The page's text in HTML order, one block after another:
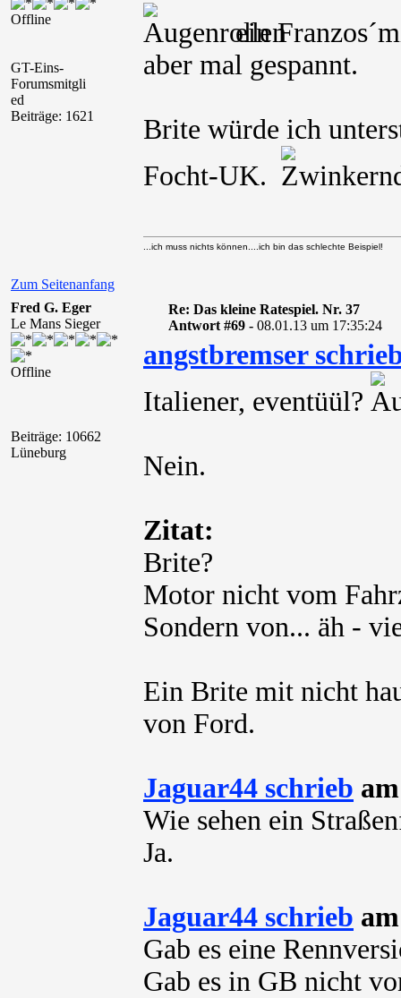
Offline
GT-Eins-
Forumsmitgli
ed
Beiträge: 1621
ein
aber mal gespannt.
Brite würde ich
Focht-UK.
Zum Seitenanfang
...ich muss nichts können....ich bin das schlechte Beispiel!
Fred G. Eger
Le Mans Sieger
Offline
Beiträge: 10662
Lüneburg
Re: Das kleine Ratespiel. Nr. 37
Antwort #69 - 08.01.13 um 17:35:24
angstbremser
Italiener, eventüül?
Nein.
Zitat:
Brite?
Motor nicht vom
Sondern von... äh -
Ein Brite mit nicht
von Ford.
Jaguar44 schrieb
Wie sehen ein
Ja.
Jaguar44 schrieb
Gab es eine
Gab es in GB nicht